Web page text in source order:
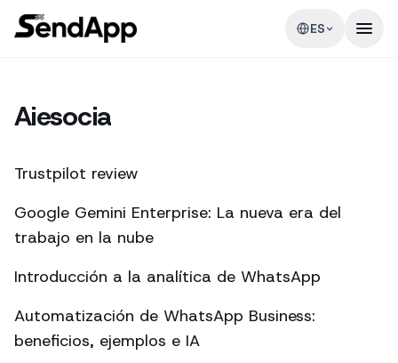
ES
Aiesocia
Trustpilot review
Google Gemini Enterprise: La nueva era del
trabajo en la nube
Introducción a la analítica de WhatsApp
Automatización de WhatsApp Business:
beneficios, ejemplos e IA